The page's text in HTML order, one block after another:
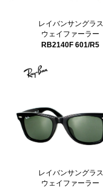
レイバンサングラス
ウェイファーラー
RB2140F 601/R5
レイバンサングラス
ウェイファーラー